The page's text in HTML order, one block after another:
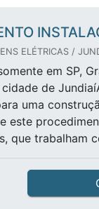
ELÉTRICAS /
em SP,
de
uma
este
que trabalham